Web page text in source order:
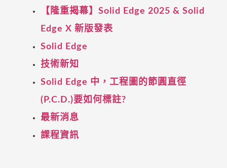
【隆重揭幕】Solid Edge 2025 & Solid
Edge X 新版發表
Solid Edge
技術新知
Solid Edge 中，工程圖的節圓直徑
(P.C.D.)要如何標註?
最新消息
課程資訊